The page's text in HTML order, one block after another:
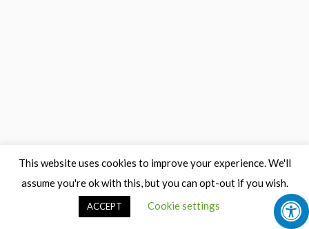
This website uses cookies to improve your experience. We'll
assume you're ok with this, but you can opt-out if you wish.
Cookie settings
ACCEPT